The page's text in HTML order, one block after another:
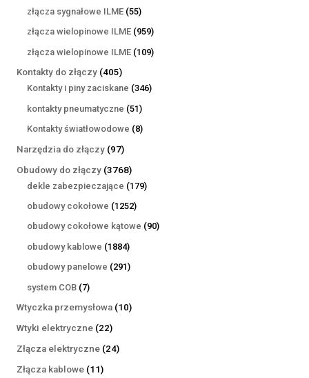
złącza sygnałowe ILME 5555
produktów
złącza wielopinowe ILME 959959
produktów
złącza wielopinowe ILME 109109
Kontakty do złączy 405405
produktów
Kontakty i piny zaciskane 346346
kontakty pneumatyczne 5151
produktów
Kontakty światłowodowe 88
Narzędzia do złączy 9797
produktów
Obudowy do złączy 37683768
produktów
dekle zabezpieczające 179179
obudowy cokołowe 12521252
produkty
obudowy cokołowe kątowe 9090
obudowy kablowe 18841884
produkty
obudowy panelowe 291291
system COB 77
produktów
Wtyczka przemysłowa 1010
Wtyki elektryczne 2222
produkty
Złącza elektryczne 2424
Złącza kablowe 1111